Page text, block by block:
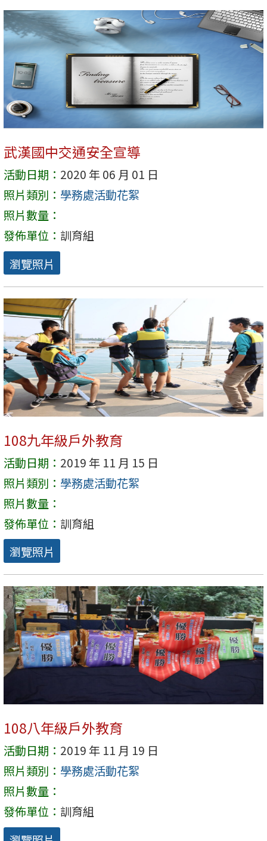
武漢國中交通安全宣導
活動日期： 2020 年 06 月 01 日
照片類別： 學務處活動花絮
照片數量：
發佈單位： 訓育組
瀏覽照片
108九年級戶外教育
活動日期： 2019 年 11 月 15 日
照片類別： 學務處活動花絮
照片數量：
發佈單位： 訓育組
瀏覽照片
108八年級戶外教育
活動日期： 2019 年 11 月 19 日
照片類別： 學務處活動花絮
照片數量：
發佈單位： 訓育組